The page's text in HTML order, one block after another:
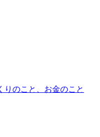
りのこと、お金のこと